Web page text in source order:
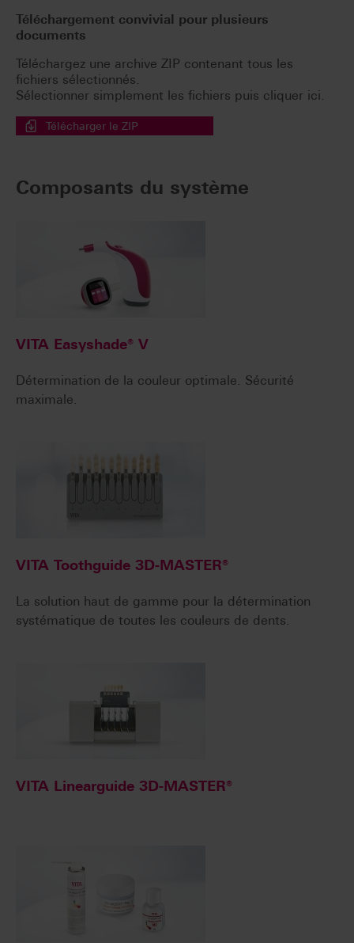
Téléchargement convivial pour plusieurs
documents
Téléchargez une archive ZIP contenant tous les
fichiers sélectionnés.
Sélectionner simplement les fichiers puis cliquer ici.
Télécharger le ZIP
Composants du système
VITA Easyshade® V
Détermination de la couleur optimale. Sécurité
maximale.
VITA Toothguide 3D-MASTER®
La solution haut de gamme pour la détermination
systématique de toutes les couleurs de dents.
VITA Linearguide 3D-MASTER®